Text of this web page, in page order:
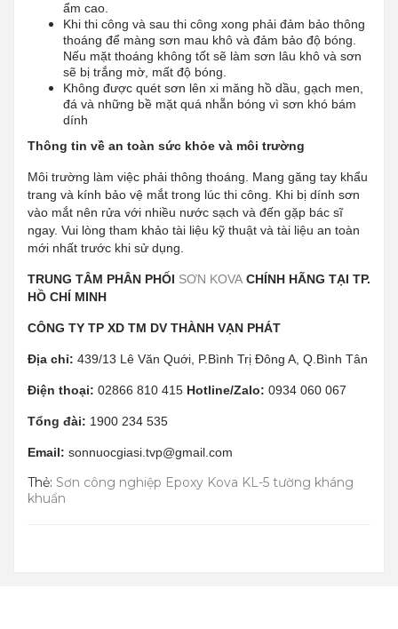
ẩm cao.
Khi thi công và sau thi công xong phải đảm bảo thông
thoáng để màng sơn mau khô và đảm bảo độ bóng.
Nếu mặt thoáng không tốt sẽ làm sơn lâu khô và sơn
sẽ bị trắng mờ, mất độ bóng.
Không được quét sơn lên xi măng hồ dầu, gạch men,
đá và những bề mặt quá nhẵn bóng vì sơn khó bám
dính
Thông tin về an toàn sức khỏe và môi trường
Môi trường làm việc phải thông thoáng. Mang găng tay khẩu
trang và kính bảo vệ mắt trong lúc thi công. Khi bị dính sơn
vào mắt nên rửa với nhiều nước sạch và đến gặp bác sĩ
ngay. Vui lòng tham khảo tài liệu kỹ thuật và tài liệu an toàn
mới nhất trước khi sử dụng.
TRUNG TÂM PHÂN PHỐI SƠN KOVA CHÍNH HÃNG TẠI TP.
HỒ CHÍ MINH
CÔNG TY TP XD TM DV THÀNH VẠN PHÁT
Địa chỉ: 439/13 Lê Văn Quới, P.Bình Trị Đông A, Q.Bình Tân
Điện thoại: 02866 810 415 Hotline/Zalo: 0934 060 067
Tổng đài: 1900 234 535
Email: sonnuocgiasi.tvp@gmail.com
Thẻ: Sơn công nghiệp Epoxy Kova KL-5 tường kháng
khuẩn